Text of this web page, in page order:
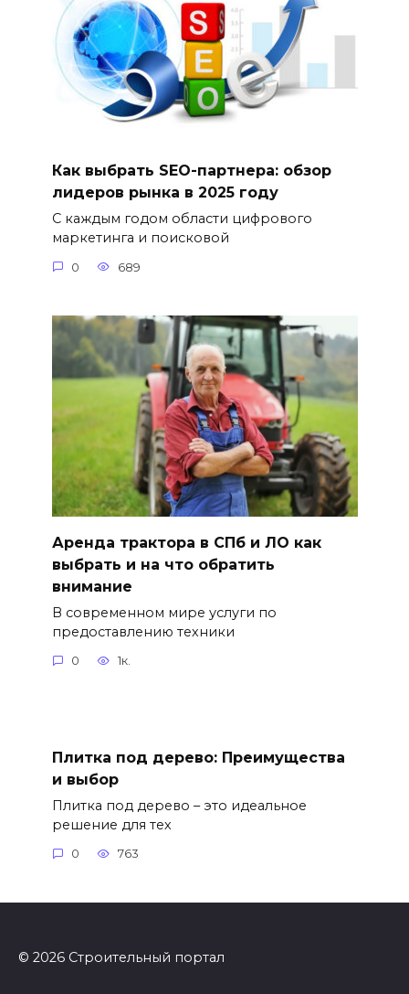
Как выбрать SEO-партнера: обзор
лидеров рынка в 2025 году
С каждым годом области цифрового
маркетинга и поисковой
0 689
Аренда трактора в СПб и ЛО как
выбрать и на что обратить
внимание
В современном мире услуги по
предоставлению техники
0 1к.
Плитка под дерево: Преимущества
и выбор
Плитка под дерево – это идеальное
решение для тех
0 763
© 2026 Строительный портал